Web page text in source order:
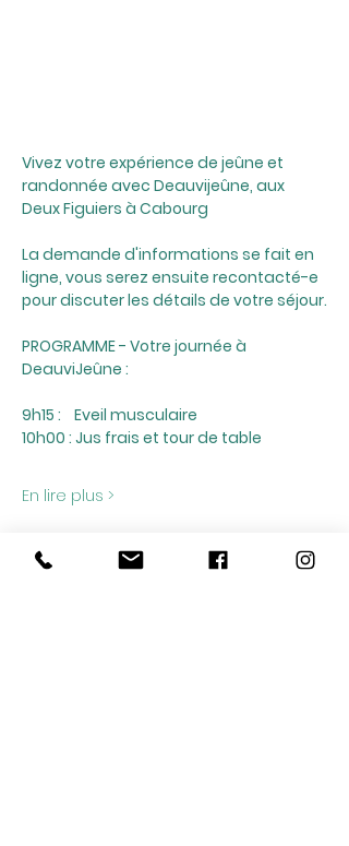
Vivez votre expérience de jeûne et
randonnée avec Deauvijeûne, aux
Deux Figuiers à Cabourg
La demande d'informations se fait en
ligne, vous serez ensuite recontacté-e
pour discuter les détails de votre séjour.
PROGRAMME - Votre journée à
DeauviJeûne :
9h15 :    Eveil musculaire
10h00 : Jus frais et tour de table
En lire plus >